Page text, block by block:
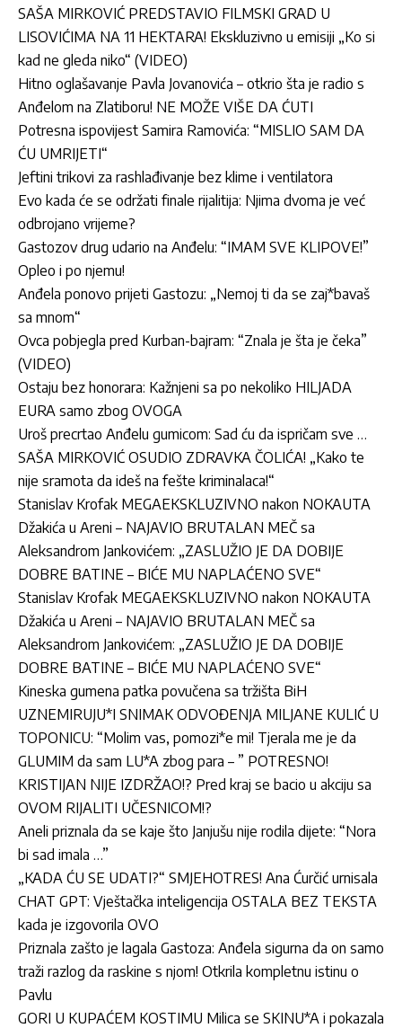
SAŠA MIRKOVIĆ PREDSTAVIO FILMSKI GRAD U
LISOVIĆIMA NA 11 HEKTARA! Ekskluzivno u emisiji „Ko si
kad ne gleda niko“ (VIDEO)
Hitno oglašavanje Pavla Jovanovića – otkrio šta je radio s
Anđelom na Zlatiboru! NE MOŽE VIŠE DA ĆUTI
Potresna ispovijest Samira Ramovića: “MISLIO SAM DA
ĆU UMRIJETI“
Jeftini trikovi za rashlađivanje bez klime i ventilatora
Evo kada će se održati finale rijalitija: Njima dvoma je već
odbrojano vrijeme?
Gastozov drug udario na Anđelu: “IMAM SVE KLIPOVE!”
Opleo i po njemu!
Anđela ponovo prijeti Gastozu: „Nemoj ti da se zaj*bavaš
sa mnom“
Ovca pobjegla pred Kurban-bajram: “Znala je šta je čeka”
(VIDEO)
Ostaju bez honorara: Kažnjeni sa po nekoliko HILJADA
EURA samo zbog OVOGA
Uroš precrtao Anđelu gumicom: Sad ću da ispričam sve …
SAŠA MIRKOVIĆ OSUDIO ZDRAVKA ČOLIĆA! „Kako te
nije sramota da ideš na fešte kriminalaca!“
Stanislav Krofak MEGAEKSKLUZIVNO nakon NOKAUTA
Džakića u Areni – NAJAVIO BRUTALAN MEČ sa
Aleksandrom Jankovićem: „ZASLUŽIO JE DA DOBIJE
DOBRE BATINE – BIĆE MU NAPLAĆENO SVE“
Stanislav Krofak MEGAEKSKLUZIVNO nakon NOKAUTA
Džakića u Areni – NAJAVIO BRUTALAN MEČ sa
Aleksandrom Jankovićem: „ZASLUŽIO JE DA DOBIJE
DOBRE BATINE – BIĆE MU NAPLAĆENO SVE“
Kineska gumena patka povučena sa tržišta BiH
UZNEMIRUJU*I SNIMAK ODVOĐENJA MILJANE KULIĆ U
TOPONICU: “Molim vas, pomozi*e mi! Tjerala me je da
GLUMIM da sam LU*A zbog para – ” POTRESNO!
KRISTIJAN NIJE IZDRŽAO!? Pred kraj se bacio u akciju sa
OVOM RIJALITI UČESNICOM!?
Aneli priznala da se kaje što Janjušu nije rodila dijete: “Nora
bi sad imala …”
„KADA ĆU SE UDATI?“ SMJEHOTRES! Ana Ćurčić urnisala
CHAT GPT: Vještačka inteligencija OSTALA BEZ TEKSTA
kada je izgovorila OVO
Priznala zašto je lagala Gastoza: Anđela sigurna da on samo
traži razlog da raskine s njom! Otkrila kompletnu istinu o
Pavlu
GORI U KUPAĆEM KOSTIMU Milica se SKINU*A i pokazala